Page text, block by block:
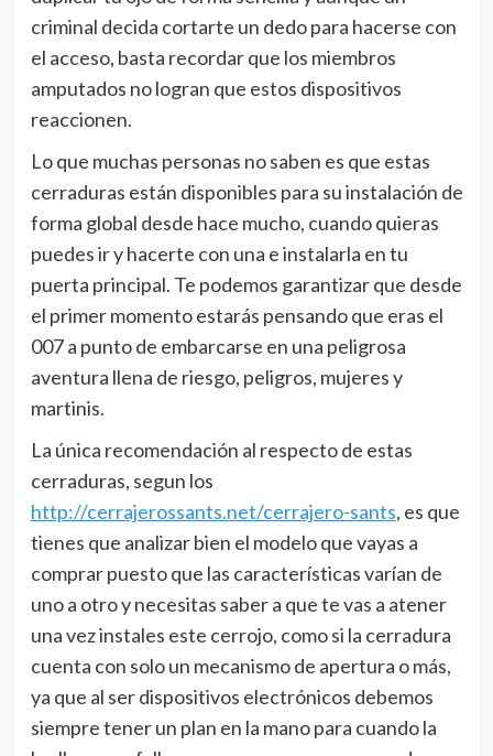
criminal decida cortarte un dedo para hacerse con
el acceso, basta recordar que los miembros
amputados no logran que estos dispositivos
reaccionen.
Lo que muchas personas no saben es que estas
cerraduras están disponibles para su instalación de
forma global desde hace mucho, cuando quieras
puedes ir y hacerte con una e instalarla en tu
puerta principal. Te podemos garantizar que desde
el primer momento estarás pensando que eras el
007 a punto de embarcarse en una peligrosa
aventura llena de riesgo, peligros, mujeres y
martinis.
La única recomendación al respecto de estas
cerraduras, segun los
http://cerrajerossants.net/cerrajero-sants, es que
tienes que analizar bien el modelo que vayas a
comprar puesto que las características varían de
uno a otro y necesitas saber a que te vas a atener
una vez instales este cerrojo, como si la cerradura
cuenta con solo un mecanismo de apertura o más,
ya que al ser dispositivos electrónicos debemos
siempre tener un plan en la mano para cuando la